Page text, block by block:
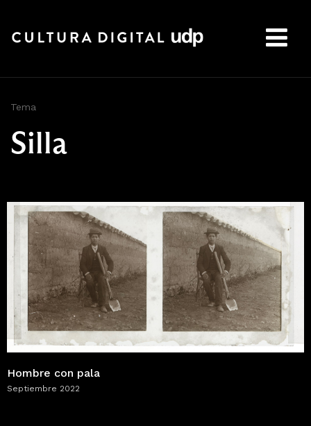
Tema
Silla
Hombre con pala
Septiembre 2022